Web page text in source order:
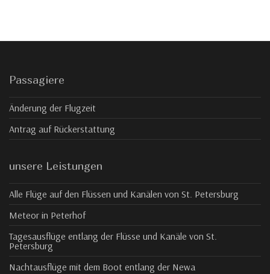
Passagiere
Änderung der Flugzeit
Antrag auf Rückerstattung
unsere Leistungen
Alle Flüge auf den Flüssen und Kanälen von St. Petersburg
Meteor in Peterhof
Tagesausflüge entlang der Flüsse und Kanäle von St.
Petersburg
Nachtausflüge mit dem Boot entlang der Newa